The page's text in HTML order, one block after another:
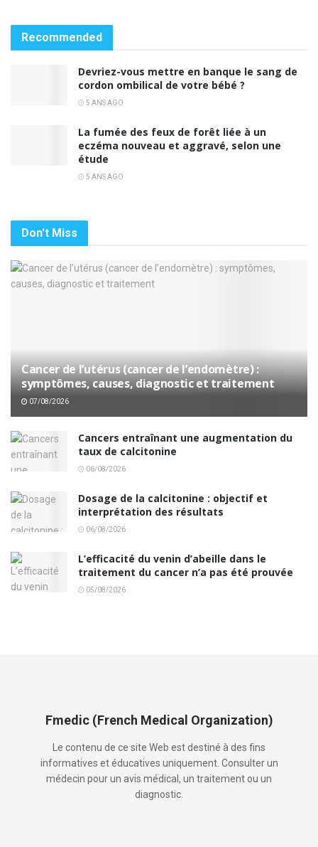
Recommended
Devriez-vous mettre en banque le sang de
cordon ombilical de votre bébé ?
5 ANS AGO
La fumée des feux de forêt liée à un
eczéma nouveau et aggravé, selon une
étude
5 ANS AGO
Don't Miss
Cancer de l’utérus (cancer de l’endomètre) :
symptômes, causes, diagnostic et traitement
07/08/2026
Cancers entraînant une augmentation du
taux de calcitonine
06/08/2026
Dosage de la calcitonine : objectif et
interprétation des résultats
06/08/2026
L’efficacité du venin d’abeille dans le
traitement du cancer n’a pas été prouvée
05/08/2026
Fmedic (French Medical Organization)
Le contenu de ce site Web est destiné à des fins
informatives et éducatives uniquement. Consulter un
médecin pour un avis médical, un traitement ou un
diagnostic.